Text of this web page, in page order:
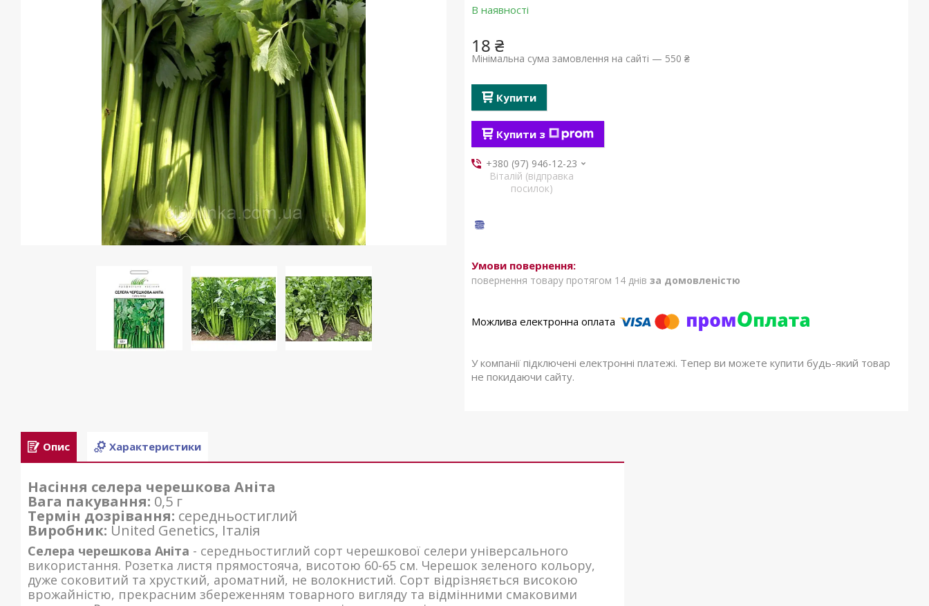
В наявності
18 ₴
Мінімальна сума замовлення на сайті — 550 ₴
Купити
Купити з
+380 (97) 946-12-23
Віталій (відправка
посилок)
повернення товару протягом 14 днів за домовленістю
У компанії підключені електронні платежі. Тепер ви можете купити будь-який товар
не покидаючи сайту.
Опис Характеристики
Насіння селера черешкова Аніта
Вага пакування: 0,5 г
Термін дозрівання: середньостиглий
Виробник: United Genetics, Італія
Селера черешкова Аніта - середньостиглий сорт черешкової селери універсального
використання. Розетка листя прямостояча, висотою 60-65 см. Черешок зеленого кольору,
дуже соковитий та хрусткий, ароматний, не волокнистий. Сорт відрізняється високою
врожайністю, прекрасним збереженням товарного вигляду та відмінними смаковими